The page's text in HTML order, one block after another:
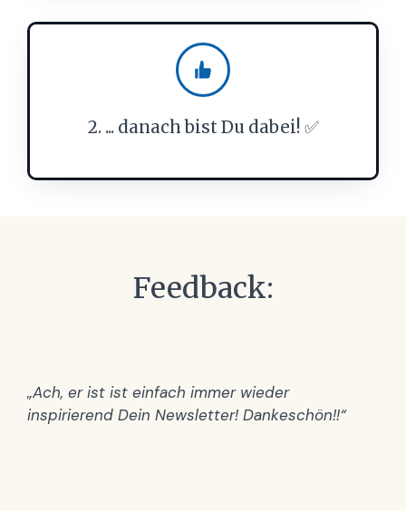
2. ... danach bist Du dabei! ✅
Feedback:
„Ach, er ist ist einfach immer wieder
inspirierend Dein Newsletter! Dankeschön!!“